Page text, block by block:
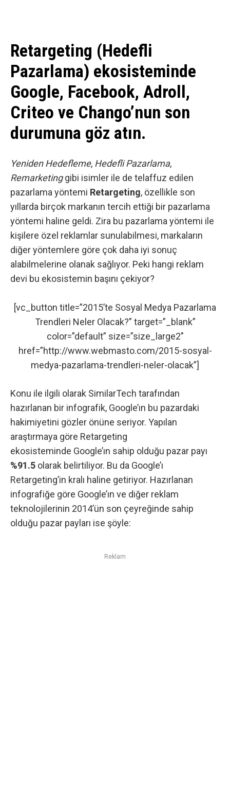
Retargeting (Hedefli
Pazarlama) ekosisteminde
Google, Facebook, Adroll,
Criteo ve Chango’nun son
durumuna göz atın.
Yeniden Hedefleme, Hedefli Pazarlama,
Remarketinggibi isimler ile de telaffuz edilen
pazarlama yöntemi Retargeting, özellikle son
yıllarda birçok markanın tercih ettiği bir pazarlama
yöntemi haline geldi. Zira bu pazarlama yöntemi ile
kişilere özel reklamlar sunulabilmesi, markaların
diğer yöntemlere göre çok daha iyi sonuç
alabilmelerine olanak sağlıyor. Peki hangi reklam
devi bu ekosistemin başını çekiyor?
[vc_button title=”2015’te Sosyal Medya Pazarlama
Trendleri Neler Olacak?” target=”_blank”
color=”default” size=”size_large2″
href=”http://www.webmasto.com/2015-sosyal-
medya-pazarlama-trendleri-neler-olacak”]
Konu ile ilgili olarak SimilarTech tarafından
hazırlanan bir infografik, Google’ın bu pazardaki
hakimiyetini gözler önüne seriyor. Yapılan
araştırmaya göre Retargeting
ekosisteminde Google’ın sahip olduğu pazar payı
%91.5 olarak belirtiliyor. Bu da Google’ı
Retargeting’in kralı haline getiriyor. Hazırlanan
infografiğe göre Google’ın ve diğer reklam
teknolojilerinin 2014’ün son çeyreğinde sahip
olduğu pazar payları ise şöyle:
Reklam